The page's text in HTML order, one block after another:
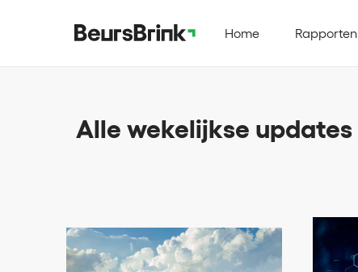
Home Rapporten
Alle wekelijkse updates